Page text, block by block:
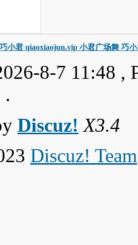
巧小君 qiaoxiaojun.vip 小君广场舞 巧
8-7 11:48 ,
.
Discuz! X3.4
Discuz! Team